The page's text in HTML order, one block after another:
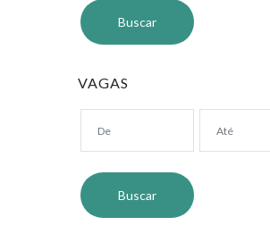
VAGAS